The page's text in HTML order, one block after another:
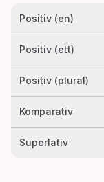
Positiv (en)
Positiv (ett)
Positiv (plural)
Komparativ
Superlativ